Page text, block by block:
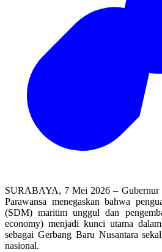
SURABAYA, 7 Mei 2026 – Gubernur
Parawansa menegaskan bahwa
(SDM) maritim unggul dan
economy) menjadi kunci utama
sebagai Gerbang Baru Nusantara
nasional.